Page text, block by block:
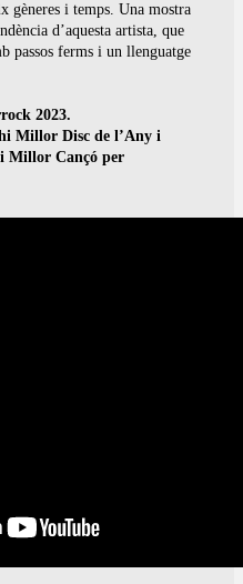
gèneres i temps. Una mostra
d’aquesta artista, que
passos ferms i un llenguatge
2023.
Millor Disc de l’Any i
Millor Cançó per